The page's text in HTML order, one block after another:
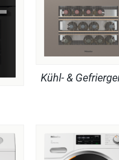
Kühl- &